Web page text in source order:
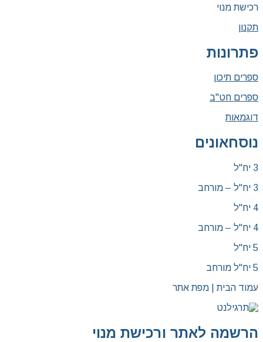
רכישת מנוי
תקנון
פתרונות
ספרים תיכון
ספרים חט"ב
דוגמאות
נוסחאונים
3 יח"ל
3 יח"ל – מורחב
4 יח"ל
4 יח"ל – מורחב
5 יח"ל
5 יח"ל מורחב
עמוד הבית | מפת אתר
הרשמה לאתר ורכישת מנוי